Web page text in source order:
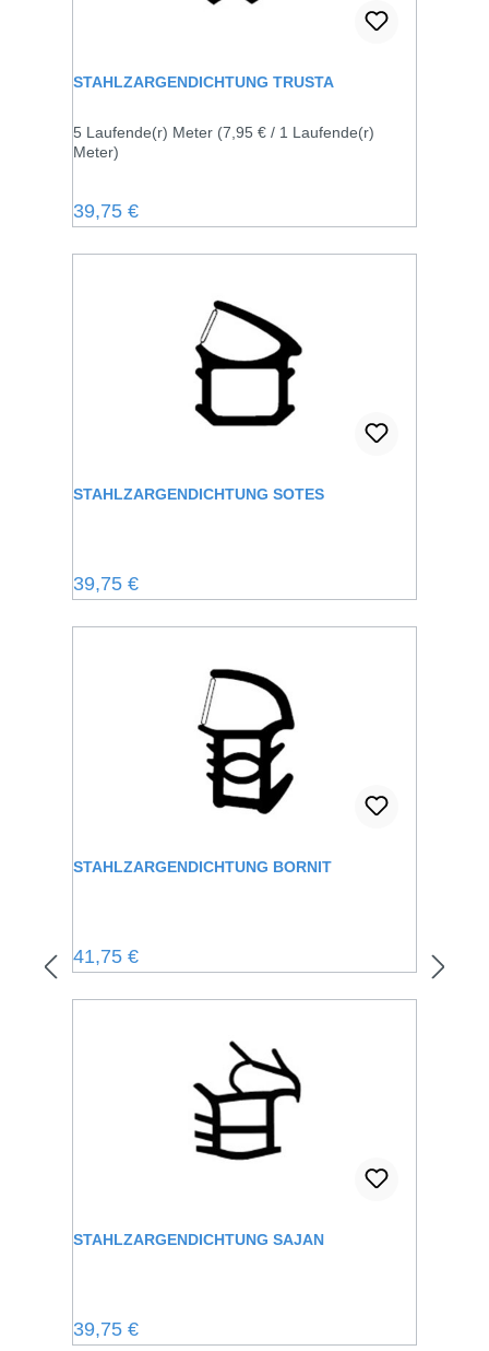
STAHLZARGENDICHTUNG TRUSTA
5 Laufende(r) Meter (7,95 € / 1 Laufende(r)
Meter)
Regulärer Preis:
39,75 €
STAHLZARGENDICHTUNG SOTES
Regulärer Preis:
39,75 €
STAHLZARGENDICHTUNG BORNIT
Regulärer Preis:
41,75 €
STAHLZARGENDICHTUNG SAJAN
Regulärer Preis:
39,75 €